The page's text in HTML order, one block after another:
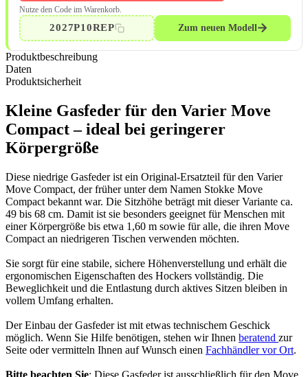
Nutze den Code im Warenkorb.
2027P10REP Zum neuen Modell
Produktbeschreibung
Daten
Produktsicherheit
Kleine Gasfeder für den Varier Move
Compact – ideal bei geringerer
Körpergröße
Diese niedrige Gasfeder ist ein Original-Ersatzteil für den Varier
Move Compact, der früher unter dem Namen Stokke Move
Compact bekannt war. Die Sitzhöhe beträgt mit dieser Variante ca.
49 bis 68 cm. Damit ist sie besonders geeignet für Menschen mit
einer Körpergröße bis etwa 1,60 m sowie für alle, die ihren Move
Compact an niedrigeren Tischen verwenden möchten.
Sie sorgt für eine stabile, sichere Höhenverstellung und erhält die
ergonomischen Eigenschaften des Hockers vollständig. Die
Beweglichkeit und die Entlastung durch aktives Sitzen bleiben in
vollem Umfang erhalten.
Der Einbau der Gasfeder ist mit etwas technischem Geschick
möglich. Wenn Sie Hilfe benötigen, stehen wir Ihnen beratend zur
Seite oder vermitteln Ihnen auf Wunsch einen Fachhändler vor Ort.
Bitte beachten Sie: Diese Gasfeder ist ausschließlich für den Move